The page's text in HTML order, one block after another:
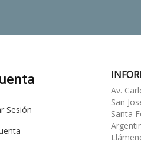
Sesión
Av.
San
Santa